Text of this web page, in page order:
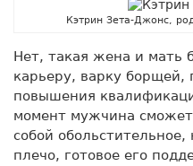
Кэтрин Зета-Джонс,
Нет, такая жена и мать
карьеру, варку борщей,
повышения
момент мужчина
собой
плечо, готовое его